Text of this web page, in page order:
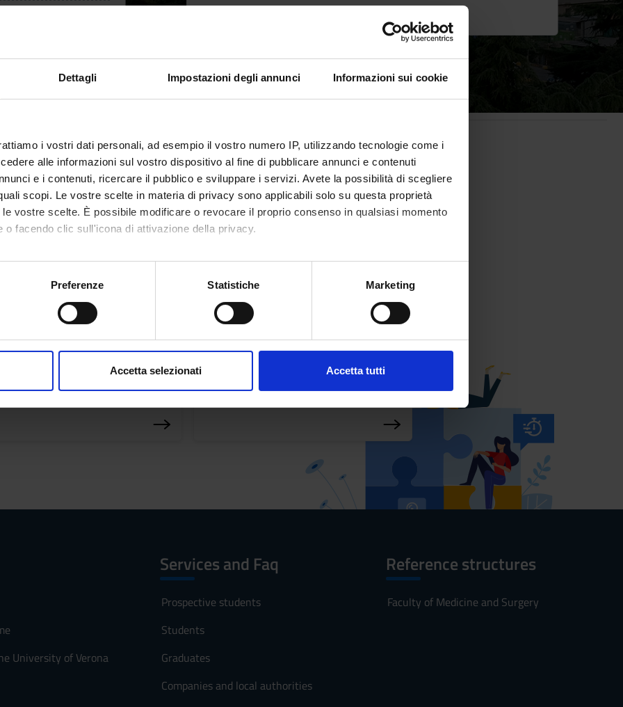
Dettagli Impostazioni degli annunci Informazioni sui cookie
i vostri dati personali, ad esempio il vostro numero IP, utilizzando tecnologie come i
alle informazioni sul vostro dispositivo al fine di pubblicare annunci e contenuti
e i contenuti, ricercare il pubblico e sviluppare i servizi. Avete la possibilità di scegliere
scopi. Le vostre scelte in materia di privacy sono applicabili solo su questa proprietà
vostre scelte. È possibile modificare o revocare il proprio consenso in qualsiasi momento
o facendo clic sull'icona di attivazione della privacy.
anche:
sulla tua posizione geografica, con un'approssimazione di qualche metro,
in qualsiasi momento dalla Dichiarazione sui cookie.
e social media, i quali potrebbero combinarle con altre informazioni che hai fornito loro o
Preferenze Statistiche Marketing
Accetta selezionati Accetta tutti
degree programmes and the postgraduate professional
Programmes
the full list of our PhD Programmes
Career prospects
Find out about the professional roles ad
career prospects for graduates
University of Verona
Services and Faq
Prospective students
Students
Graduates
Companies and local authorities
Reference structures
Faculty of Medicine and Surgery